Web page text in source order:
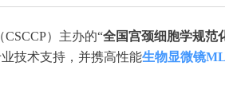
CSCCP）主办的“全国宫颈细胞学规范
技术支持，并携高性能生物显微镜